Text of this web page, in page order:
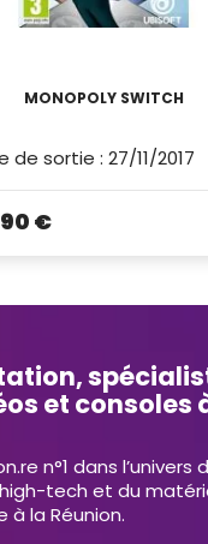
MONOPOLY SWITCH
de sortie : 27/11/2017
€
et consoles
n°1 dans l’univers
tech et du
la Réunion.